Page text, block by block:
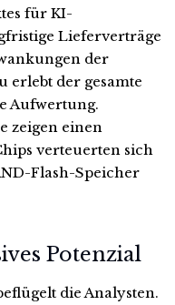
für KI-
Lieferverträge
der
erlebt der gesamte
Aufwertung.
zeigen einen
verteuerten sich
Flash-Speicher
Potenzial
die Analysten.